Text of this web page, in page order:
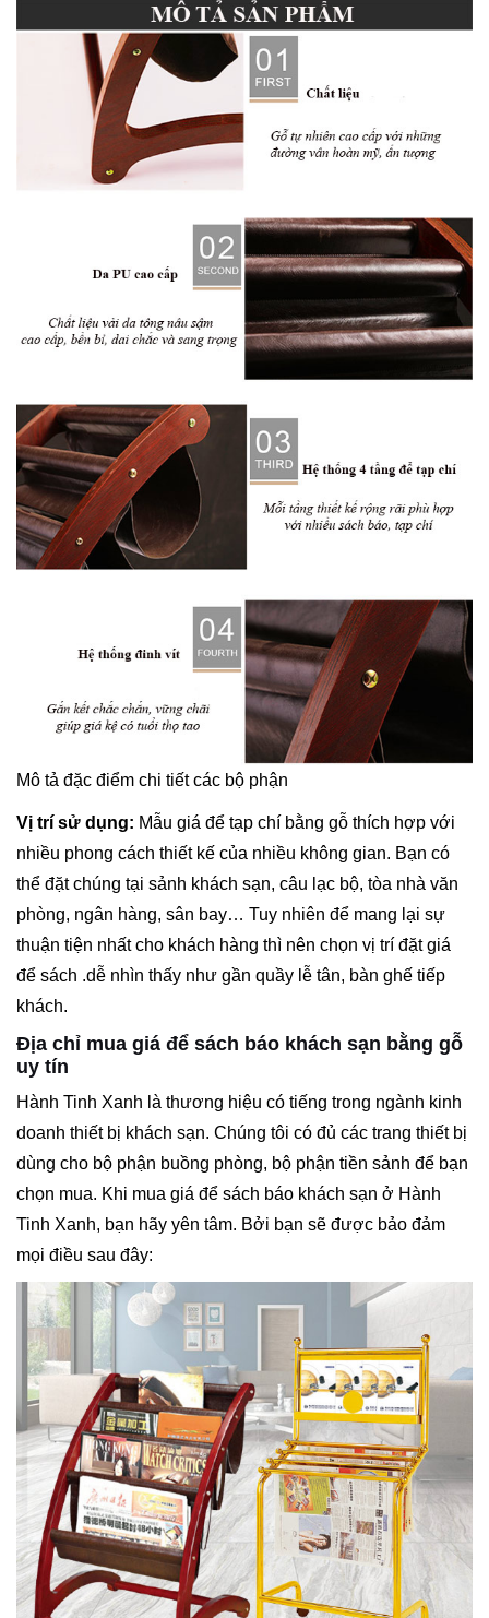
Mô tả đặc điểm chi tiết các bộ phận
Vị trí sử dụng: Mẫu giá để tạp chí bằng gỗ thích hợp với
nhiều phong cách thiết kế của nhiều không gian. Bạn có
thể đặt chúng tại sảnh khách sạn, câu lạc bộ, tòa nhà văn
phòng, ngân hàng, sân bay… Tuy nhiên để mang lại sự
thuận tiện nhất cho khách hàng thì nên chọn vị trí đặt giá
để sách .dễ nhìn thấy như gần quầy lễ tân, bàn ghế tiếp
khách.
Địa chỉ mua giá để sách báo khách sạn bằng gỗ
uy tín
Hành Tinh Xanh là thương hiệu có tiếng trong ngành kinh
doanh thiết bị khách sạn. Chúng tôi có đủ các trang thiết bị
dùng cho bộ phận buồng phòng, bộ phận tiền sảnh để bạn
chọn mua. Khi mua giá để sách báo khách sạn ở Hành
Tinh Xanh, bạn hãy yên tâm. Bởi bạn sẽ được bảo đảm
mọi điều sau đây: